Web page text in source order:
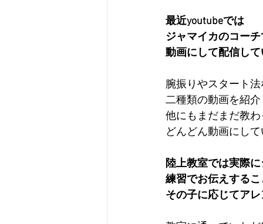
最近youtubeでは
ジャマイカのコー
動画にして配信し
腕振りやスタート
二種類の動画を紹
他にもまだまだ教
どんどん動画にし
陸上教室では実際
練習でお伝えする
その子に応じてア